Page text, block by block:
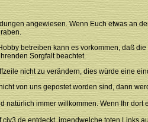
angewiesen. Wenn Euch etwas an
betreiben kann es vorkommen, daß
Sorgfalt beachtet.
nicht zu verändern, dies würde eine
von uns gepostet worden sind, dann
natürlich immer willkommen. Wenn Ihr
civ3.de entdeckt, irgendwelche toten Links